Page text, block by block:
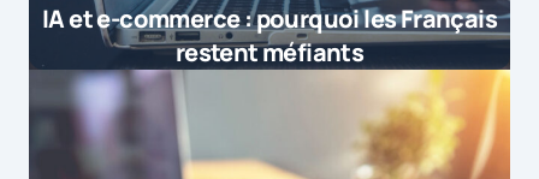
IA et e-commerce : pourquoi les Français
restent méfiants